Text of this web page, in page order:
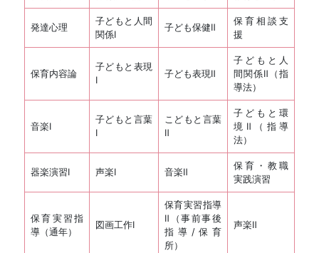
発達心理
子どもと人間
関係Ⅰ
子ども保健Ⅱ
保育相談支
援
保育内容論
子どもと表現
Ⅰ
子ども表現Ⅱ
子どもと人
間関係Ⅱ（指
導法）
音楽Ⅰ
子どもと言葉
Ⅰ
こどもと言葉
Ⅱ
子どもと環
境Ⅱ（指導
法）
器楽演習Ⅰ 声楽Ⅰ 音楽Ⅱ
保育・教職
実践演習
保育実習指
導（通年）
図画工作Ⅰ
保育実習指導
Ⅱ（事前事後
指導/保育
所）
声楽Ⅱ